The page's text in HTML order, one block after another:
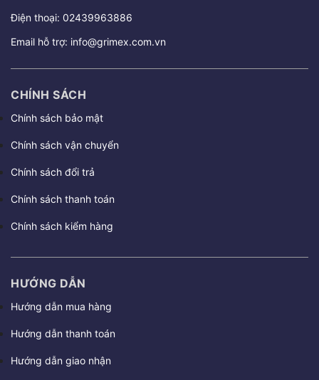
Điện thoại: 02439963886
Email hỗ trợ: info@grimex.com.vn
CHÍNH SÁCH
Chính sách bảo mật
Chính sách vận chuyển
Chính sách đổi trả
Chính sách thanh toán
Chính sách kiểm hàng
HƯỚNG DẪN
Hướng dẫn mua hàng
Hướng dẫn thanh toán
Hướng dẫn giao nhận